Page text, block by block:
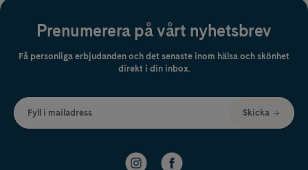
Prenumerera på vårt nyhetsbrev
Få personliga erbjudanden och det senaste inom hälsa och skönhet
direkt i din inbox.
Fyll i mailadress Skicka